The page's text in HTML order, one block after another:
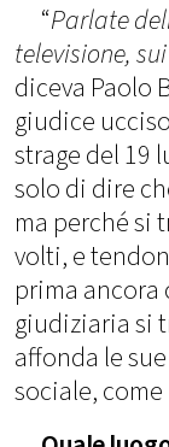
“Parlate
televisione,
diceva Paolo
giudice
strage del 19
solo di dire
ma perché si
volti, e
prima
giudiziaria si
affonda le
sociale,